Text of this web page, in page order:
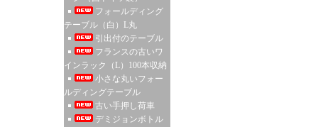
フォールディング
テーブル（白）L丸
引出付のテーブル
フランスの古いワ
インラック（L）100本収納
小さな丸いフォー
ルディングテーブル
古い手押し荷車
デミジョンボトル